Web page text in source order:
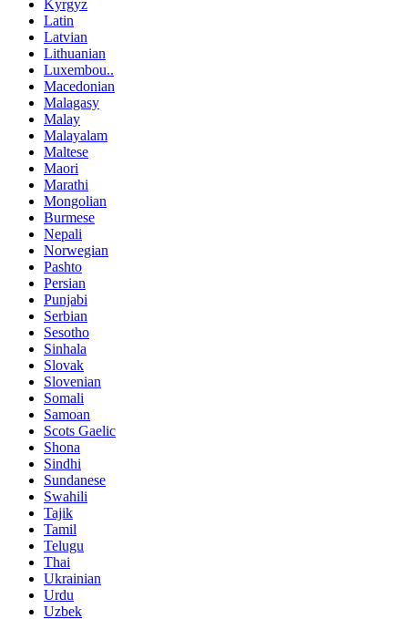
Kyrgyz
Latin
Latvian
Lithuanian
Luxembou..
Macedonian
Malagasy
Malay
Malayalam
Maltese
Maori
Marathi
Mongolian
Burmese
Nepali
Norwegian
Pashto
Persian
Punjabi
Serbian
Sesotho
Sinhala
Slovak
Slovenian
Somali
Samoan
Scots Gaelic
Shona
Sindhi
Sundanese
Swahili
Tajik
Tamil
Telugu
Thai
Ukrainian
Urdu
Uzbek